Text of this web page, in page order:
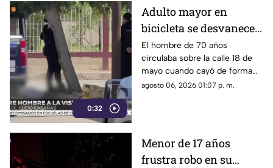
0:32
Adulto mayor en
bicicleta se desvanece y
pierde la vida en la
colonia Lucio Cabañas
El hombre de 70 años
circulaba sobre la calle 18 de
mayo cuando cayó de forma
repentina; paramédicos
agosto 06, 2026 01:07 p. m.
Menor de 17 años
frustra robo en su